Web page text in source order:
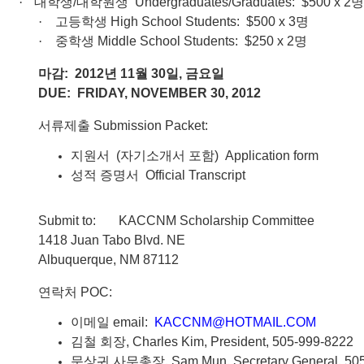
·
고등학생 High School Students: $500 x 3명
·
중학생 Middle School Students: $250 x 2명
마감: 2012년 11월 30일 , 금요일
DUE: FRIDAY, NOVEMBER 30, 2012
서류제출 Submission Packet:
지원서 (자기소개서 포함) Application form
성적 증명서 Official Transcript
Submit to: KACCNM Scholarship Committee
1418 Juan Tabo Blvd. NE
Albuquerque, NM 87112
연락처 POC:
이메일 email:
KACCNM@HOTMAIL.COM
김철 회장, Charles Kim, President, 505-999-8222
문상귀 사무총장, Sam Mun, Secretary General,